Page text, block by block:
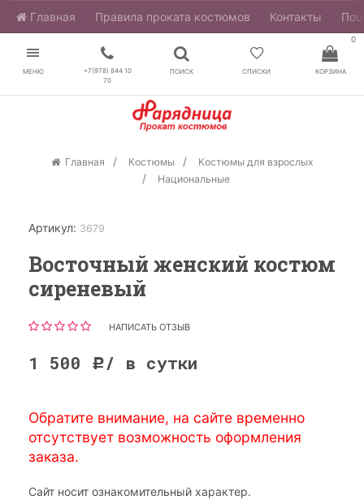
Главная ​Правила проката костюмов Контакты
МЕНЮ
+7(978) 844 10
70
ПОИСК СПИСКИ
0
КОРЗИНА
Главная Костюмы
Костюмы для взрослых
Национальные
Артикул: 3679
Восточный женский костюм
сиреневый
НАПИСАТЬ ОТЗЫВ
1 500 Р / в сутки
Обратите внимание, на сайте временно
отсутствует возможность оформления
заказа.
Сайт носит ознакомительный характер.